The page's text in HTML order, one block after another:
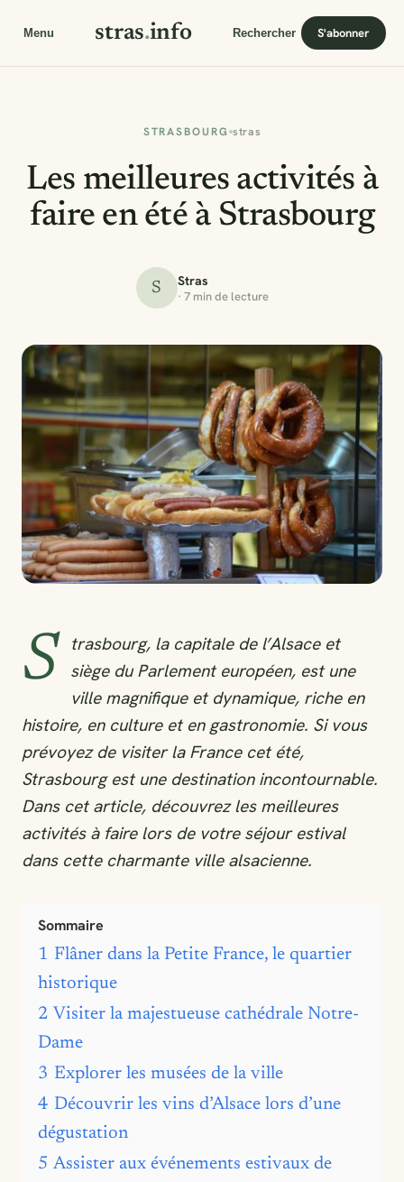
Menu stras.info Rechercher S'abonner
STRASBOURG stras
Les meilleures activités à
faire en été à Strasbourg
S Stras
· 7 min de lecture
S
trasbourg, la capitale de l’Alsace et
siège du Parlement européen, est une
ville magnifique et dynamique, riche en
histoire, en culture et en gastronomie. Si vous
prévoyez de visiter la France cet été,
Strasbourg est une destination incontournable.
Dans cet article, découvrez les meilleures
activités à faire lors de votre séjour estival
dans cette charmante ville alsacienne.
Sommaire
1 Flâner dans la Petite France, le quartier
historique
2 Visiter la majestueuse cathédrale Notre-
Dame
3 Explorer les musées de la ville
4 Découvrir les vins d’Alsace lors d’une
dégustation
5 Assister aux événements estivaux de